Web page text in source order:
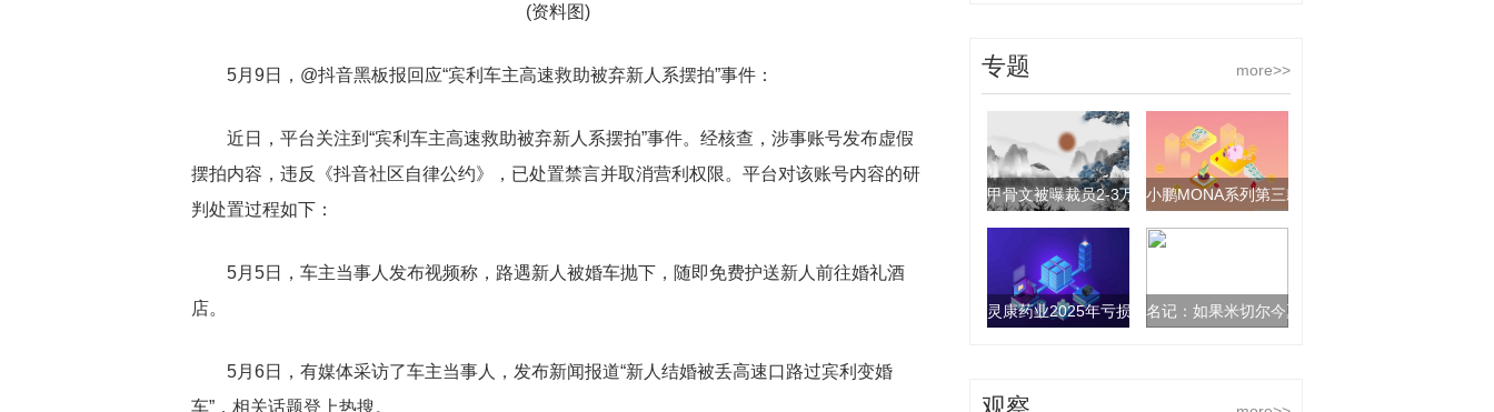
(资料图)
5月9日，@抖音黑板报回应“宾利车主高速救助被弃新人系摆拍”事件：
近日，平台关注到“宾利车主高速救助被弃新人系摆拍”事件。经核查，涉事账号发布虚假
摆拍内容，违反《抖音社区自律公约》，已处置禁言并取消营利权限。平台对该账号内容的研
判处置过程如下：
5月5日，车主当事人发布视频称，路遇新人被婚车抛下，随即免费护送新人前往婚礼酒
店。
5月6日，有媒体采访了车主当事人，发布新闻报道“新人结婚被丢高速口路过宾利变婚
车”，相关话题登上热搜。
more>>
专题
甲骨文被曝裁员2-3万人，并拒绝向员工提供更高遣散费-今日热讯
小鹏MONA系列第三款新车L05申报：溜背SUV姿
灵康药业2025年亏损1.93亿 董事长陶灵萍薪酬66万
名记：如果米切尔今夏进入交易市场，火箭将积极